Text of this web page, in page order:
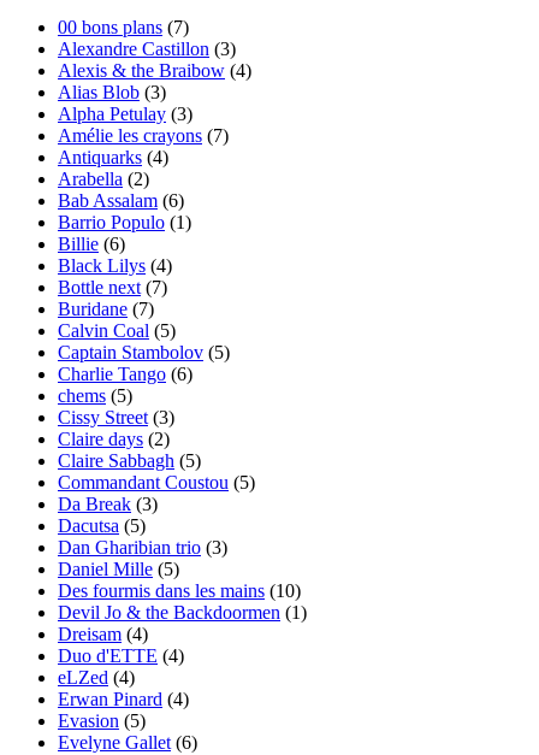
00 bons plans (7)
Alexandre Castillon (3)
Alexis & the Braibow (4)
Alias Blob (3)
Alpha Petulay (3)
Amélie les crayons (7)
Antiquarks (4)
Arabella (2)
Bab Assalam (6)
Barrio Populo (1)
Billie (6)
Black Lilys (4)
Bottle next (7)
Buridane (7)
Calvin Coal (5)
Captain Stambolov (5)
Charlie Tango (6)
chems (5)
Cissy Street (3)
Claire days (2)
Claire Sabbagh (5)
Commandant Coustou (5)
Da Break (3)
Dacutsa (5)
Dan Gharibian trio (3)
Daniel Mille (5)
Des fourmis dans les mains (10)
Devil Jo & the Backdoormen (1)
Dreisam (4)
Duo d'ETTE (4)
eLZed (4)
Erwan Pinard (4)
Evasion (5)
Evelyne Gallet (6)